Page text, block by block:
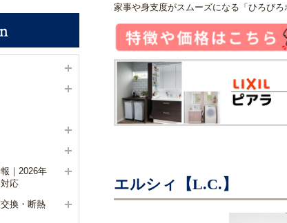
家事や身支度がスムーズになる「ひろび
エルシィ【L.C.】
｜2026年
応
換・断熱